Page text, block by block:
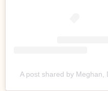
A post shared by Meghan,